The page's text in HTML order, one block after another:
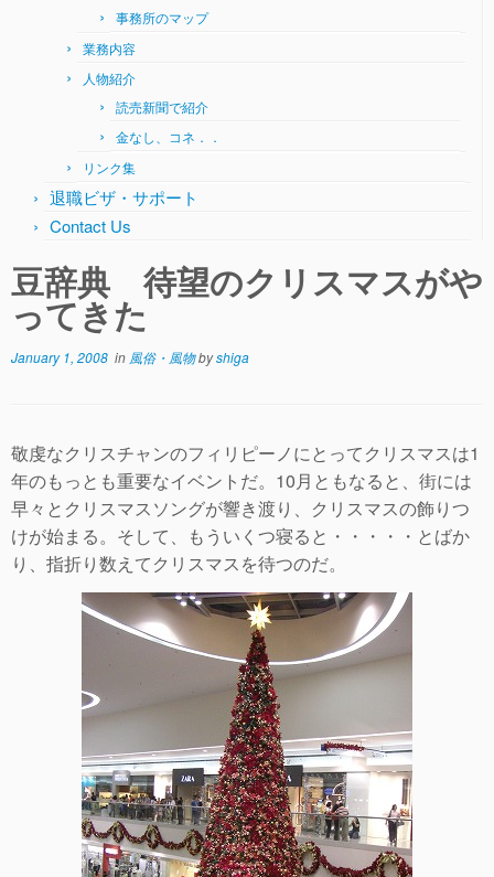
事務所のマップ
業務内容
人物紹介
読売新聞で紹介
金なし、コネ．．
リンク集
退職ビザ・サポート
Contact Us
豆辞典 待望のクリスマスがや
ってきた
January 1, 2008 in 風俗・風物byshiga
敬虔なクリスチャンのフィリピーノにとってクリスマスは1
年のもっとも重要なイベントだ。10月ともなると、街には
早々とクリスマスソングが響き渡り、クリスマスの飾りつ
けが始まる。そして、もういくつ寝ると・・・・・とばか
り、指折り数えてクリスマスを待つのだ。